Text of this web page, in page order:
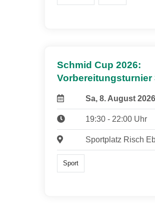
Schmid Cup 2026:
Vorbereitungsturnier
Sa, 8. August 2026
19:30 - 22:00 Uhr
Sportplatz Risch
Sport